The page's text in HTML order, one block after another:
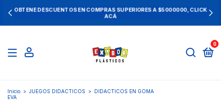
OBTENE DESCUENTOS EN COMPRAS SUPERIORES A $5000000, CLICK
ACÁ
0
Inicio > JUEGOS DIDACTICOS > DIDACTICOS EN GOMA
EVA